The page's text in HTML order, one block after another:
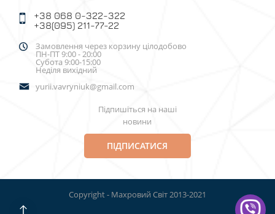
+38 068 0-322-322
+38(095) 211-77-22
Замовлення через корзину цілодобово
ПН-ПТ 9:00 - 20:00
Субота 9:00-15:00
Неділя вихідний
yurii.vavryniuk@gmail.com
Підпишіться на наші
новини
ПІДПИСАТИСЯ
Copyright - Махровий Світ 2013-2021